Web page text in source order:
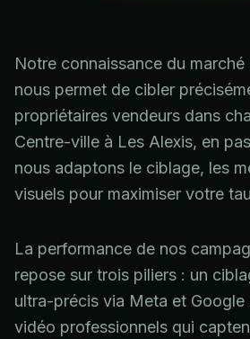
Notre connaissance du
nous permet de cibler
propriétaires vendeurs dans
Centre-ville à Les Alexis, en
nous adaptons le ciblage, les
visuels pour maximiser votre
La performance de nos
repose sur trois piliers : un
ultra-précis via Meta et
vidéo professionnels qui